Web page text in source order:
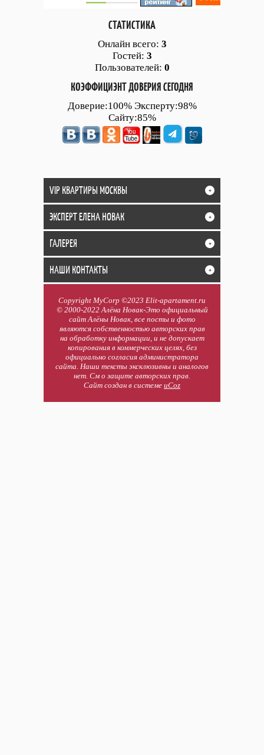
СТАТИСТИКА
Онлайн всего: 3
Гостей: 3
Пользователей: 0
КОЭФФИЦИЭНТ ДОВЕРИЯ СЕГОДНЯ
Доверие:100% Эксперту:98%
Сайту:85%
VIP КВАРТИРЫ МОСКВЫ +
ЭКСПЕРТ ЕЛЕНА НОВАК +
ГАЛЕРЕЯ +
НАШИ КОНТАКТЫ +
Copyright MyCorp ©2023 Elit-apartament.ru
© 2000-2022 Алёна Новак-Это официальный
сайт Алёны Новак, все посты и фото
являются собственностью авторских прав
на обработку информации, и не допускает
копирования в коммерческих целях, без
официально согласия администратора
сайта. Наши тексты эксклюзивны и аналогов
нет. См о защите авторских прав.
Сайт создан в системе uCoz